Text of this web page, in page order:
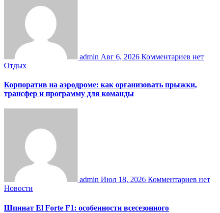
admin Авг 6, 2026 Комментариев нет
Отдых
Корпоратив на аэродроме: как организовать прыжки,
трансфер и программу для команды
admin Июл 18, 2026 Комментариев нет
Новости
Шпинат El Forte F1: особенности всесезонного